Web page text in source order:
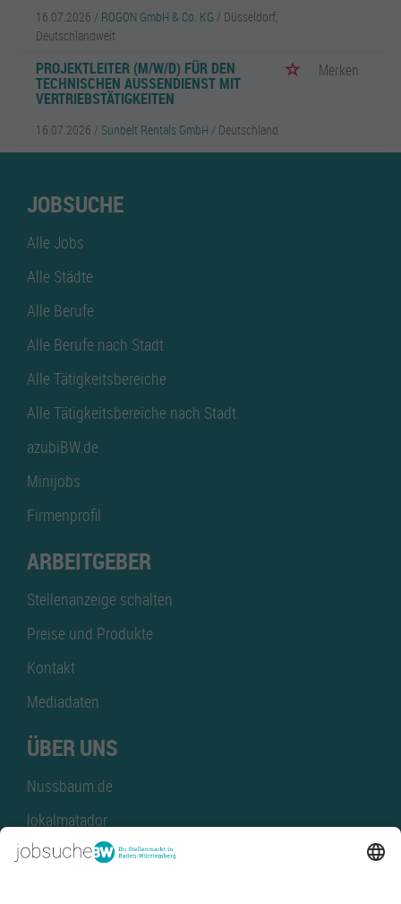
16.07.2026 / ROGON GmbH & Co. KG / Düsseldorf,
Deutschlandweit
PROJEKTLEITER (M/W/D) FÜR DEN
TECHNISCHEN AUSSENDIENST MIT V
ERTRIEBSTÄTIGKEITEN
Merken
16.07.2026 / Sunbelt Rentals GmbH / Deutschland
JOBSUCHE
Alle Jobs
Alle Städte
Alle Berufe
Alle Berufe nach Stadt
Alle Tätigkeitsbereiche
Alle Tätigkeitsbereiche nach Stadt
azubiBW.de
Minijobs
Firmenprofil
ARBEITGEBER
Stellenanzeige schalten
Preise und Produkte
Kontakt
Mediadaten
ÜBER UNS
Nussbaum.de
lokalmatador
kaufinBW